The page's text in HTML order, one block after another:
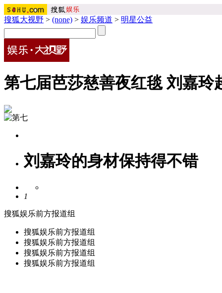
搜狐大视野 > (none) > 娱乐频道 > 明星公益
第七届芭莎慈善夜红毯 刘嘉玲
刘嘉玲的身材保持得不错
1
搜狐娱乐前方报道组
搜狐娱乐前方报道组
搜狐娱乐前方报道组
搜狐娱乐前方报道组
搜狐娱乐前方报道组